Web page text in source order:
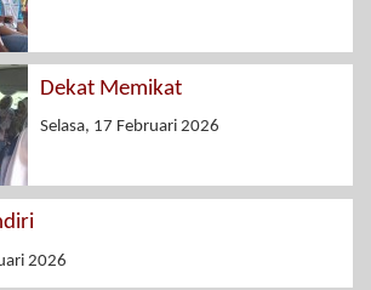
Dekat Memikat
Selasa, 17 Februari 2026
2026